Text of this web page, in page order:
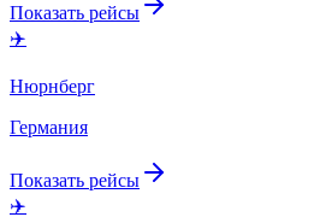
Показать рейсы
✈️
Нюрнберг
Германия
Показать рейсы
✈️